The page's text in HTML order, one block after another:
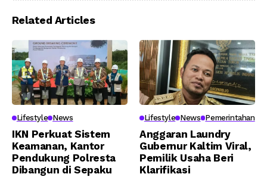
Related Articles
Lifestyle News
IKN Perkuat Sistem
Keamanan, Kantor
Pendukung Polresta
Dibangun di Sepaku
Lifestyle News Pemerintahan
Anggaran Laundry
Gubernur Kaltim Viral,
Pemilik Usaha Beri
Klarifikasi